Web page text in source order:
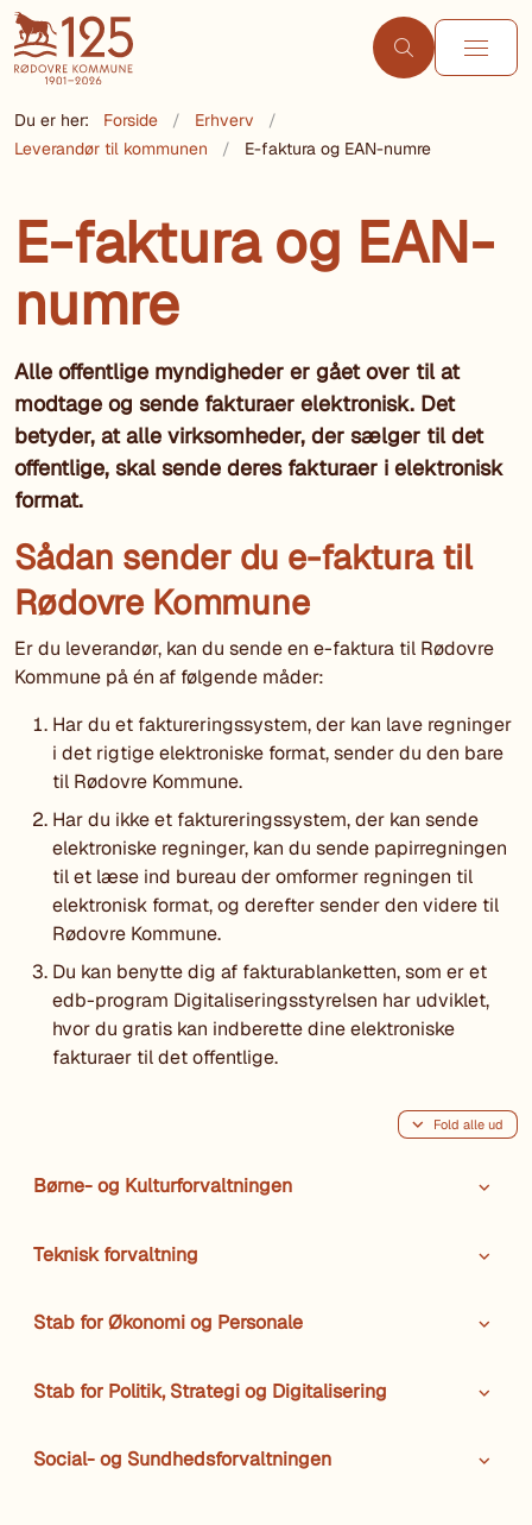
Du er her: Forside
Erhverv
Leverandør til kommunen
E-faktura og EAN-numre
E-faktura og EAN-
numre
Alle offentlige myndigheder er gået over til at
modtage og sende fakturaer elektronisk. Det
betyder, at alle virksomheder, der sælger til det
offentlige, skal sende deres fakturaer i elektronisk
format.
Sådan sender du e-faktura til
Rødovre Kommune
Er du leverandør, kan du sende en e-faktura til Rødovre
Kommune på én af følgende måder:
Har du et faktureringssystem, der kan lave regninger
i det rigtige elektroniske format, sender du den bare
til Rødovre Kommune.
Har du ikke et faktureringssystem, der kan sende
elektroniske regninger, kan du sende papirregningen
til et læse ind bureau der omformer regningen til
elektronisk format, og derefter sender den videre til
Rødovre Kommune.
Du kan benytte dig af fakturablanketten, som er et
edb-program Digitaliseringsstyrelsen har udviklet,
hvor du gratis kan indberette dine elektroniske
fakturaer til det offentlige.
Fold alle ud
Børne- og Kulturforvaltningen
Teknisk forvaltning
Stab for Økonomi og Personale
Stab for Politik, Strategi og Digitalisering
Social- og Sundhedsforvaltningen